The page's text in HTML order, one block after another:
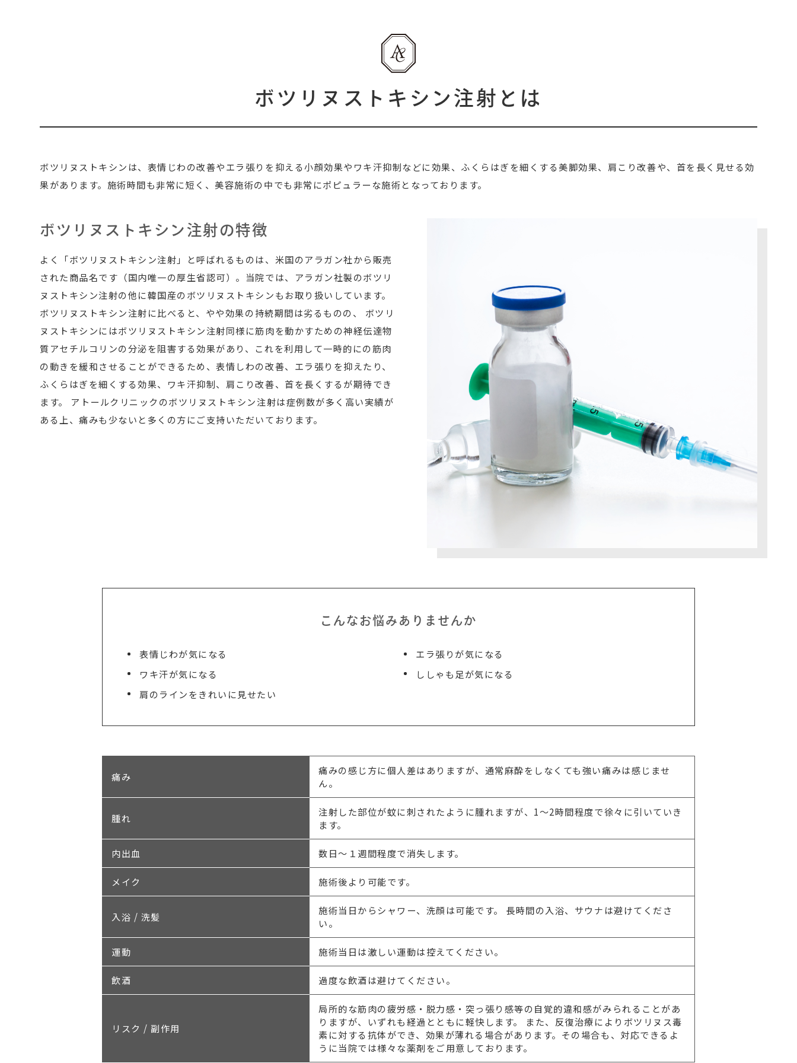
ボツリヌストキシン注射とは
ボツリヌストキシンは、表情じわの改善やエラ張りを抑える小顔効果やワキ汗抑制などに効果、ふくらはぎを細くする美脚効果、肩こり改善や、首を長く見せる効
果があります。施術時間も非常に短く、美容施術の中でも非常にポピュラーな施術となっております。
ボツリヌストキシン注射の特徴
よく「ボツリヌストキシン注射 」と呼ばれるものは、米国のアラガン社から販売
された商品名です（国内唯一の厚生省認可）。当院では、アラガン社製のボツリ
ヌストキシン注射の他に韓国産のボツリヌストキシンもお取り扱いしています。
ボツリヌストキシン注射に比べると、やや効果の持続期間は劣るものの、 ボツリ
ヌストキシンにはボツリヌストキシン注射同様に筋肉を動かすための神経伝達物
質アセチルコリンの分泌を阻害する効果があり、これを利用して一時的にの筋肉
の動きを緩和させることができるため、表情しわの改善、エラ張りを抑えたり、
ふくらはぎを細くする効果、ワキ汗抑制、肩こり改善、首を長くするが期待でき
ます。 アトールクリニックのボツリヌストキシン注射は症例数が多く高い実績が
ある上、痛みも少ないと多くの方にご支持いただいております。
こんなお悩みありませんか
表情じわが気になる
エラ張りが気になる
ワキ汗が気になる
ししゃも足が気になる
肩のラインをきれいに見せたい
痛み
痛みの感じ方に個人差はありますが、通常麻酔をしなくても強い痛みは感じませ
ん。
腫れ
注射した部位が蚊に刺されたように腫れますが、1～2時間程度で徐々に引いていき
ます。
内出血 数日～１週間程度で消失します。
メイク 施術後より可能です。
入浴 / 洗髪
施術当日からシャワー、洗顔は可能です。 長時間の入浴、サウナは避けてくださ
い。
運動 施術当日は激しい運動は控えてください。
飲酒 過度な飲酒は避けてください。
リスク / 副作用
局所的な筋肉の疲労感・脱力感・突っ張り感等の自覚的違和感がみられることがあ
りますが、いずれも経過とともに軽快します。 また、反復治療によりボツリヌス毒
素に対する抗体ができ、効果が薄れる場合があります。その場合も、対応できるよ
うに当院では様々な薬剤をご用意しております。